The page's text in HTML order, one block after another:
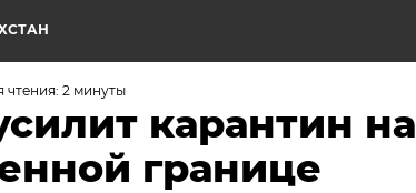
2 минуты
карантин на
границе